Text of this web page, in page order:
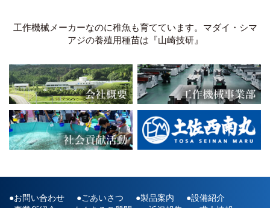
工作機械メーカーなのに稚魚も育てています。マダイ・シマ
アジの養殖用種苗は『山崎技研』
お問い合わせ ごあいさつ 製品案内
設備紹介